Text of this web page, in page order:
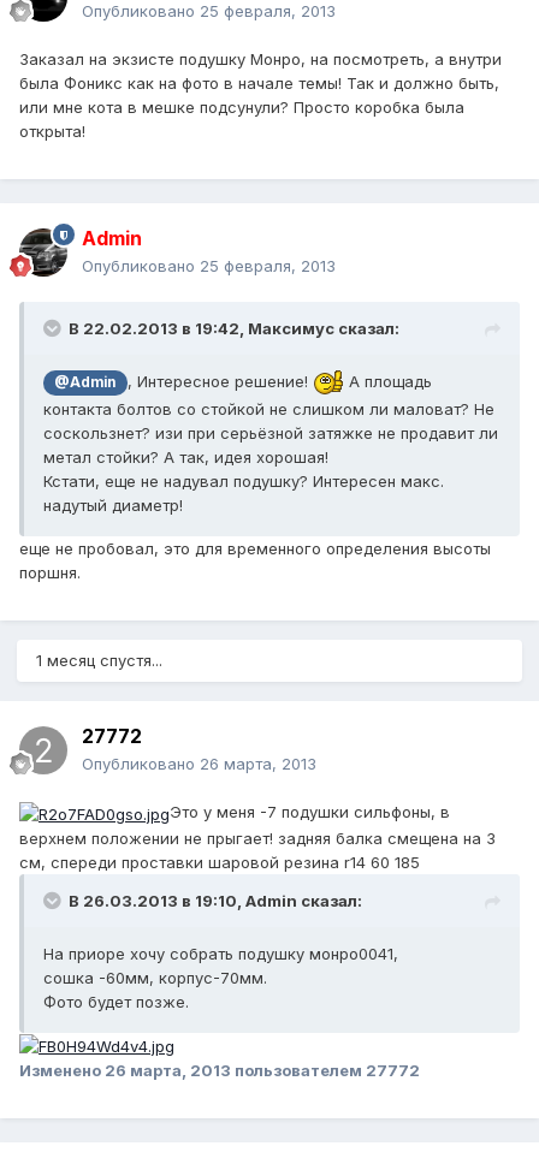
Опубликовано 25 февраля, 2013
Заказал на экзисте подушку Монро, на посмотреть, а внутри
была Фоникс как на фото в начале темы! Так и должно быть,
или мне кота в мешке подсунули? Просто коробка была
открыта!
Admin
Опубликовано 25 февраля, 2013
В 22.02.2013 в 19:42, Максимус сказал:
@Admin , Интересное решение!
А площадь
контакта болтов со стойкой не слишком ли маловат? Не
соскользнет? изи при серьёзной затяжке не продавит ли
метал стойки? А так, идея хорошая!
Кстати, еще не надувал подушку? Интересен макс.
надутый диаметр!
еще не пробовал, это для временного определения высоты
поршня.
1 месяц спустя...
27772
Опубликовано 26 марта, 2013
Это у меня -7 подушки сильфоны, в
верхнем положении не прыгает! задняя балка смещена на 3
см, спереди проставки шаровой резина r14 60 185
В 26.03.2013 в 19:10, Admin сказал:
На приоре хочу собрать подушку монро0041,
сошка -60мм, корпус-70мм.
Фото будет позже.
Изменено 26 марта, 2013 пользователем 27772